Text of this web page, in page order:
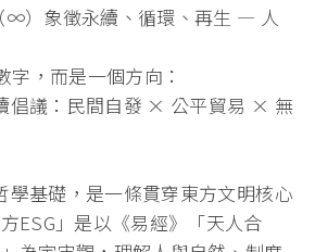
∞）象徵永續、循環、再生 — 人
字，而是一個方向：
倡議：民間自發 × 公平貿易 × 無
學基礎，是一條貫穿東方文明核心
ESG」是以《易經》「天人合